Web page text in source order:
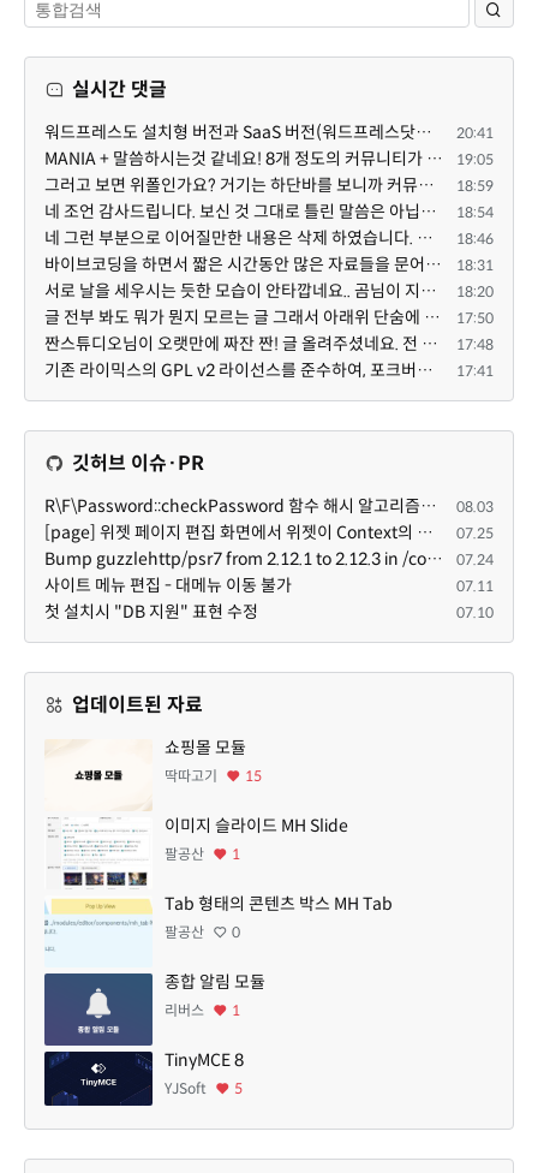
실시간 댓글
워드프레스도 설치형 버전과 SaaS 버전(워드프레스닷컴)은 다른 점이 많습니다. SaaS로 제공한다면 GPL 라이... 20:41
MANIA + 말씀하시는것 같네요! 8개 정도의 커뮤니티가 저 MANIA+ 기반으로 구축된거로 알고 있습니다. SaaS ... 19:05
그러고 보면 위폴인가요? 거기는 하단바를 보니까 커뮤니티 빌딩 SaaS 솔루션을 사용하고 있는거 같더라고요... 18:59
네 조언 감사드립니다. 보신 것 그대로 틀린 말씀은 아닙니다. 다만, 배포한 것에 대해 흥미가 떨어져서 뒷... 18:54
네 그런 부분으로 이어질만한 내용은 삭제 하였습니다. 불편을 드려 죄송합니다. 저희는 비즈니스 완성할 수... 18:46
바이브코딩을 하면서 짧은 시간동안 많은 자료들을 문어발식 확장하면서 이미 배포한것에대한 흥미가 떨어지... 18:31
서로 날을 세우시는 듯한 모습이 안타깝네요.. 곰님이 지금까지 이끌어주셨던것처럼 안정적인 코어도 필요하... 18:20
글 전부 봐도 뭐가 뭔지 모르는 글 그래서 아래위 단숨에 쭈욱 훝어만 보고 말았지만 참 대단한 정성이예요.... 17:50
짠스튜디오님이 오랫만에 짜잔 짠! 글 올려주셨네요. 전 봐도 잘 모르는 내용이지만 그래도 응원드려요. 17:48
기존 라이믹스의 GPL v2 라이선스를 준수하여, 포크버전도 GPL v2 라이선스로 공개 배포됩니다. 17:41
깃허브 이슈·PR
R\F\Password::checkPassword 함수 해시 알고리즘을 암시적으로 호출하는 경우 Argon2id 해시 비교 실패 08.03
[page] 위젯 페이지 편집 화면에서 위젯이 Context의 module_info를 덮어쓰면 저장이 ERR_ACT_IS_NOT_STANDALONE으로 실패 07.25
Bump guzzlehttp/psr7 from 2.12.1 to 2.12.3 in /common 07.24
사이트 메뉴 편집 - 대메뉴 이동 불가 07.11
첫 설치시 "DB 지원" 표현 수정 07.10
업데이트된 자료
쇼핑몰 모듈
딱따고기 15
이미지 슬라이드 MH Slide
팔공산 1
Tab 형태의 콘텐츠 박스 MH Tab
팔공산 0
종합 알림 모듈
리버스 1
TinyMCE 8
YJSoft 5